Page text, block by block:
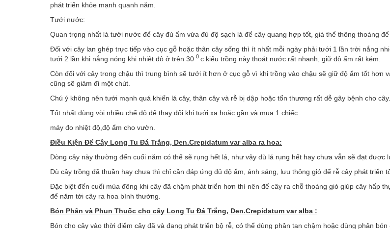
phát triển khỏe mạnh quanh năm.
Tưới nước:
Quan trọng nhất là tưới nước để cây đủ ẩm vừa đủ độ sạch lá để cây quang hợp tốt, giá thể thông thoáng để
Đối với cây lan ghép trực tiếp vào cục gỗ hoặc thân cây sống thì ít nhất mỗi ngày phải tưới 1 lần trời nắng
tưới 2 lần khi nắng nóng khi nhiệt độ ở trên 30 0 c kiểu trồng này thoát nước rất nhanh, giữ độ ẩm rất kém.
Còn đối với cây trong chậu thì trung bình sẽ tưới ít hơn ở cục gỗ vì khi trồng vào chậu sẽ giữ độ ẩm tốt hơn
cũng sẽ giảm đi một chút.
Chú ý không nên tưới mạnh quá khiến lá cây, thân cây và rễ bị dập hoặc tổn thương rất dễ gây bệnh cho cây.
Tốt nhất dùng vòi nhiều chế độ để thay đổi khi tưới xa hoặc gần và mua 1 chiếc
máy đo nhiệt độ,độ ẩm cho vườn.
Điều Kiện Để Cây Long Tu Đá Trắng, Den.Crepidatum var alba ra hoa:
Dòng cây này thường đến cuối năm có thể sẽ rụng hết lá, như vậy dù lá rụng hết hay chưa vẫn sẽ đạt được
Dù cây trồng đã thuần hay chưa thì chỉ cần đáp ứng đủ độ ẩm, ánh sáng, lưu thông gió để rễ cây phát triển
Đặc biệt đến cuối mùa đông khi cây đã chậm phát triển hơn thì nên để cây ra chỗ thoáng gió giúp cây hấp
để năm tới cây ra hoa bình thường.
Bón Phân và Phun Thuốc cho cây Long Tu Đá Trắng, Den.Crepidatum var alba :
Bón cho cây vào thời điểm cây đã và đang phát triển bộ rễ, có thể dùng phân tan chậm hoặc dùng phân